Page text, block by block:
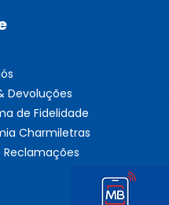
Devoluções
de Fidelidade
Charmiletras
Reclamações